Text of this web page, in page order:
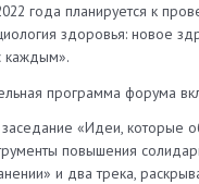
года планируется к
здоровья: новое
каждым».
программа форума
«Идеи, которые
повышения
и два трека,